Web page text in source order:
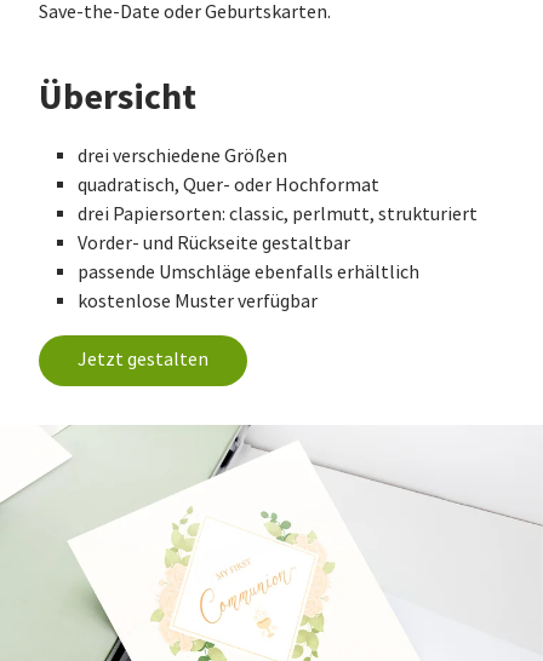
Save-the-Date oder Geburtskarten.
Übersicht
drei verschiedene Größen
quadratisch, Quer- oder Hochformat
drei Papiersorten: classic, perlmutt, strukturiert
Vorder- und Rückseite gestaltbar
passende Umschläge ebenfalls erhältlich
kostenlose Muster verfügbar
Jetzt gestalten